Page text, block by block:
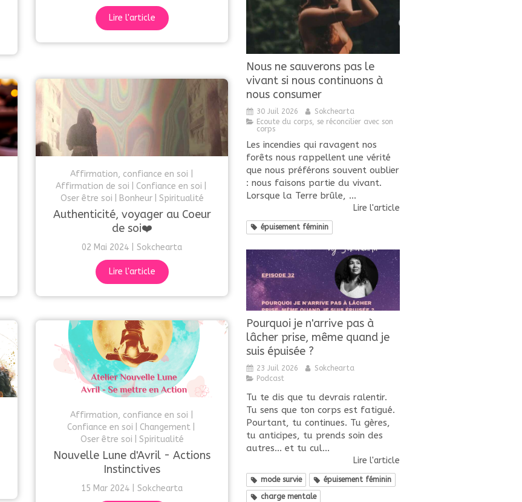
Lire l'article
Affirmation, confiance en soi
Affirmation de soi
Confiance en soi
Oser être soi
Bonheur Spiritualité
Authenticité, voyager au Coeur
de soi❤️
02 Mai 2024 Sokchearta
Lire l'article
Affirmation, confiance en soi
Confiance en soi
Changement
Oser être soi
Spiritualité
Nouvelle Lune d'Avril - Actions
Instinctives
15 Mar 2024 Sokchearta
Nous ne sauverons pas le
vivant si nous continuons à
nous consumer
30 Juil 2026
Sokchearta
Ecoute du corps, se réconcilier avec son
corps
Les incendies qui ravagent nos
forêts nous rappellent une vérité
que nous préférons souvent oublier
: nous faisons partie du vivant.
Lorsque la Terre brûle, ...
Lire l'article
épuisement féminin
Pourquoi je n'arrive pas à
lâcher prise, même quand je
suis épuisée ?
23 Juil 2026
Sokchearta
Podcast
Tu te dis que tu devrais ralentir.
Tu sens que ton corps est fatigué.
Pourtant, tu continues. Tu gères,
tu anticipes, tu prends soin des
autres... et tu cul...
Lire l'article
mode survie
épuisement féminin
charge mentale